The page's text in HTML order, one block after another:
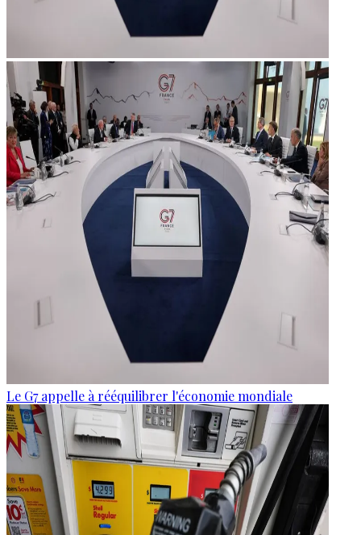
Le G7 appelle à rééquilibrer l'économie mondiale